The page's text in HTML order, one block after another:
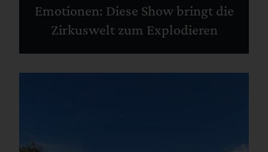
Emotionen: Diese Show bringt die
Zirkuswelt zum Explodieren